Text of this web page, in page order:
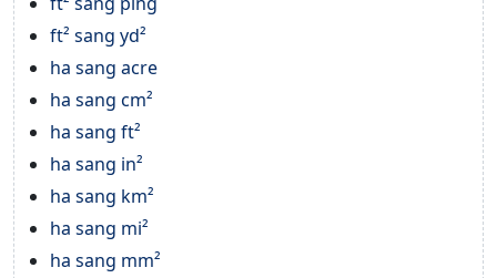
ft² sang yd²
ha sang acre
ha sang cm²
ha sang ft²
ha sang in²
ha sang km²
ha sang mi²
ha sang mm²